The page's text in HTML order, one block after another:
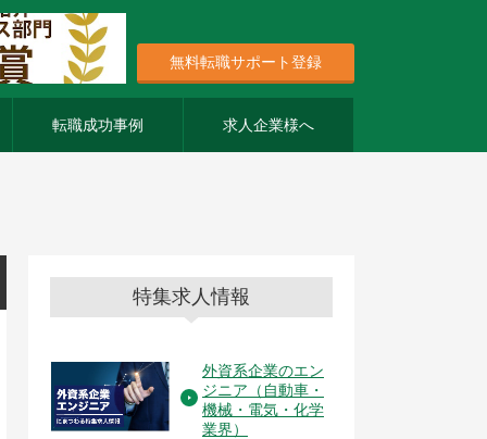
無料転職サポート登録
転職成功事例 求人企業様へ
特集求人情報
外資系企業のエン
ジニア（自動車・
機械・電気・化学
業界）